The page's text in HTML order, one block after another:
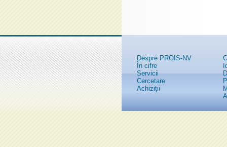
Despre PROIS-NV
În cifre
Servicii
Cercetare
Achiziţii